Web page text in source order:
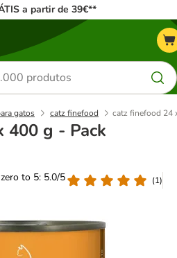
a partir de 39€**
gatos catz finefood catz finefood 24
400 g - Pack
to 5: 5.0/5
(1)